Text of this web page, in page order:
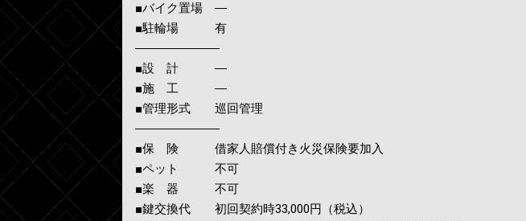
■バイク置場 ―
■駐輪場 有
―――――――
■設 計 ―
■施 工 ―
■管理形式 巡回管理
―――――――
■保 険 借家人賠償付き火災保険要加入
■ペット 不可
■楽 器 不可
■鍵交換代 初回契約時33,000円（税込）